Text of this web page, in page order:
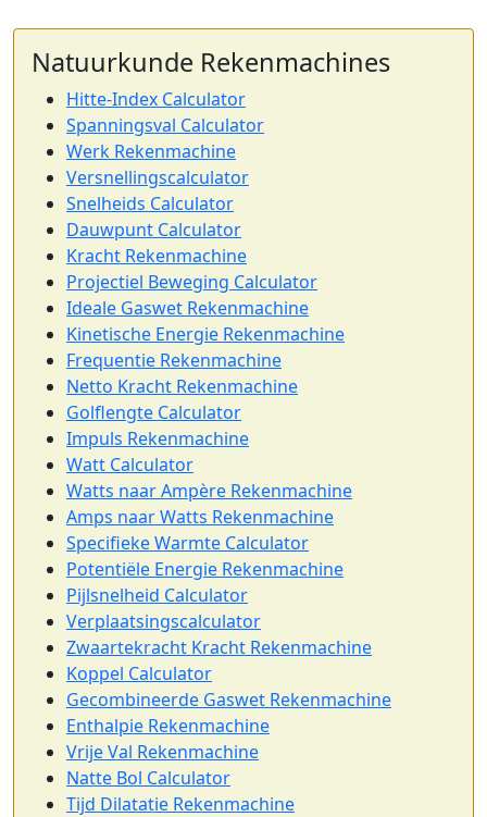
Natuurkunde Rekenmachines
Hitte-Index Calculator
Spanningsval Calculator
Werk Rekenmachine
Versnellingscalculator
Snelheids Calculator
Dauwpunt Calculator
Kracht Rekenmachine
Projectiel Beweging Calculator
Ideale Gaswet Rekenmachine
Kinetische Energie Rekenmachine
Frequentie Rekenmachine
Netto Kracht Rekenmachine
Golflengte Calculator
Impuls Rekenmachine
Watt Calculator
Watts naar Ampère Rekenmachine
Amps naar Watts Rekenmachine
Specifieke Warmte Calculator
Potentiële Energie Rekenmachine
Pijlsnelheid Calculator
Verplaatsingscalculator
Zwaartekracht Kracht Rekenmachine
Koppel Calculator
Gecombineerde Gaswet Rekenmachine
Enthalpie Rekenmachine
Vrije Val Rekenmachine
Natte Bol Calculator
Tijd Dilatatie Rekenmachine